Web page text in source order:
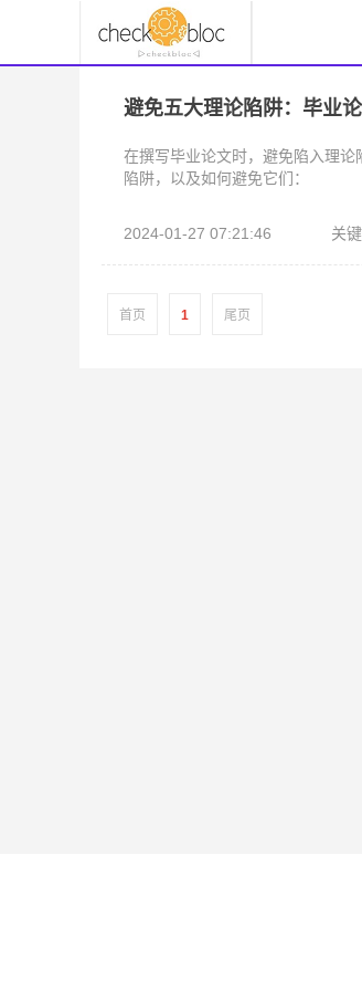
避免五大理论陷阱：毕业
在撰写毕业论文时，避免陷入理
陷阱，以及如何避免它们：
2024-01-27 07:21:46 关
首页 1 尾页